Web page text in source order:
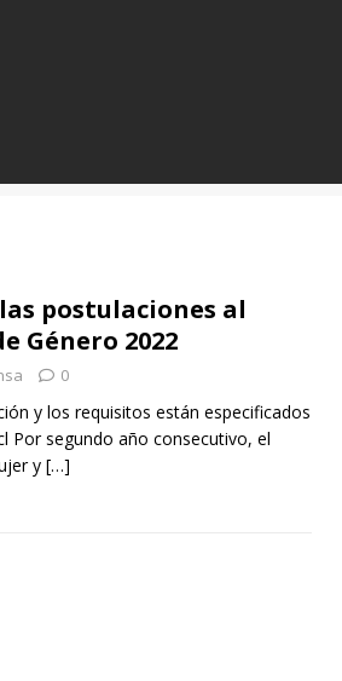
postulaciones al
Género 2022
0
y los requisitos están especificados
Por segundo año consecutivo, el
y […]